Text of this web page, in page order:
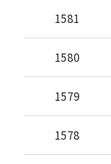
1581
1580
1579
1578